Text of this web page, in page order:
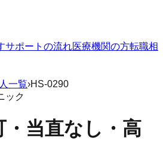
サポートの流れ医療機関の方転職相
一覧›HS-0290
ック
・当直なし・高